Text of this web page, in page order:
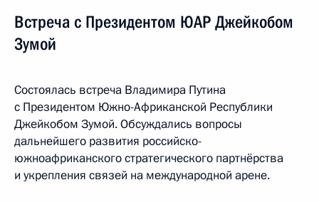
Встреча с Президентом ЮАР Джейкобом
Зумой
Состоялась встреча Владимира Путина
с Президентом Южно-Африканской Республики
Джейкобом Зумой. Обсуждались вопросы
дальнейшего развития российско-
южноафриканского стратегического партнёрства
и укрепления связей на международной арене.